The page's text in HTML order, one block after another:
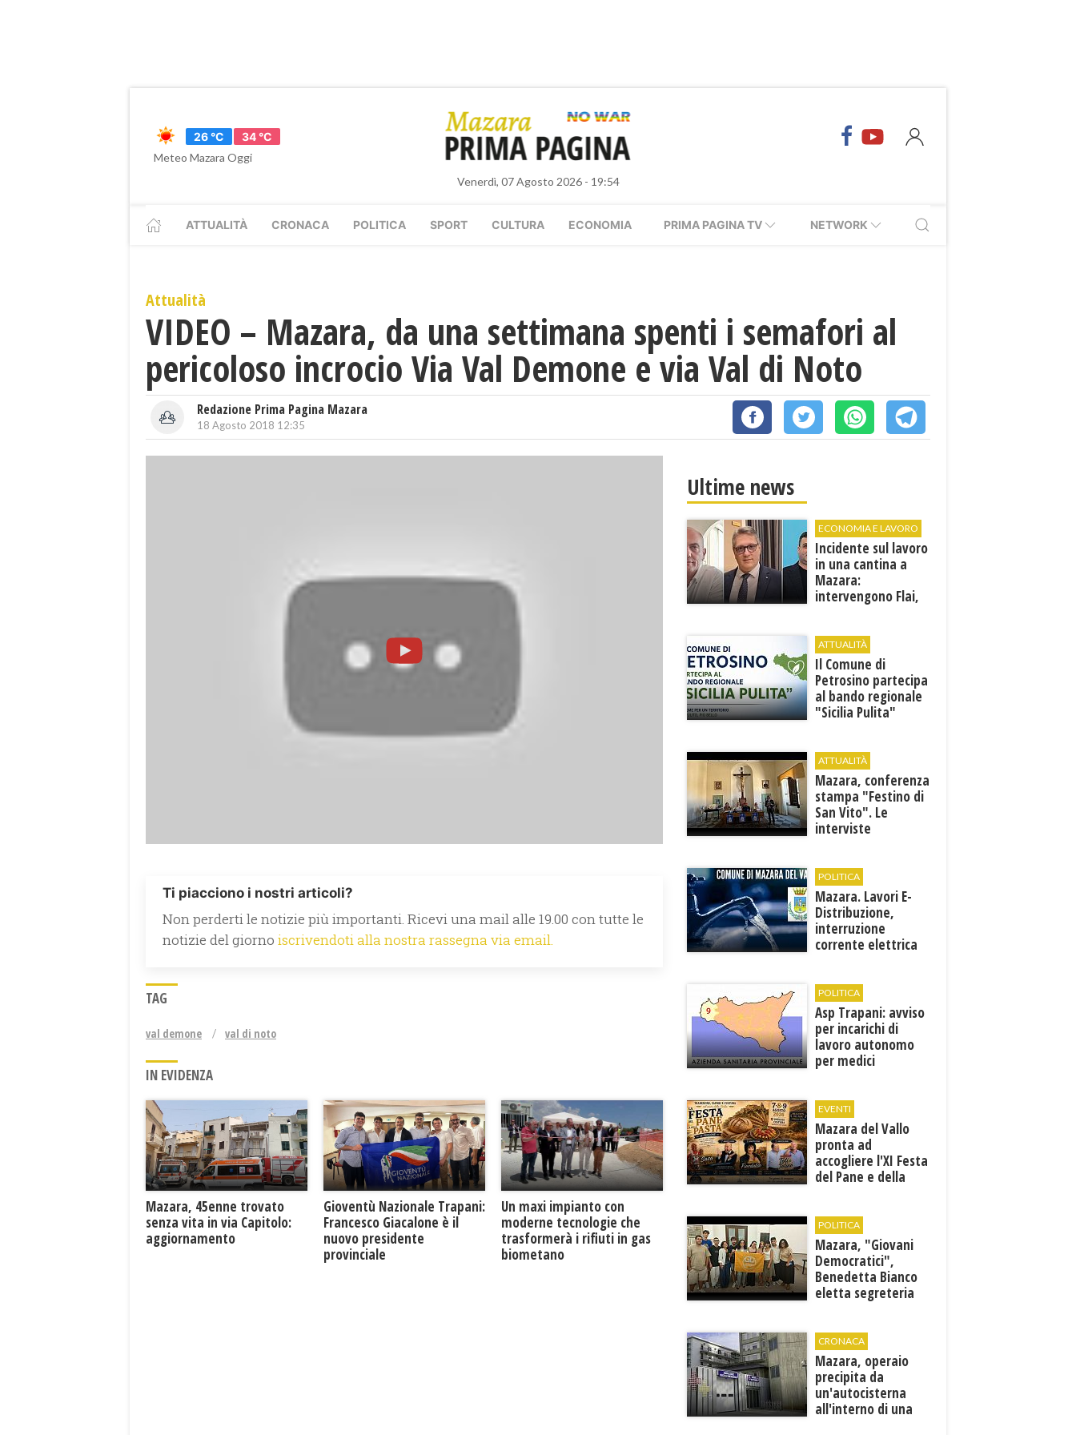
26 °C
34 °C
Meteo Mazara Oggi
Venerdì, 07 Agosto 2026 - 19:54
ATTUALITÀ CRONACA POLITICA SPORT CULTURA ECONOMIA PRIMA PAGINA TV NETWORK
Attualità
VIDEO – Mazara, da una settimana spenti i semafori al
pericoloso incrocio Via Val Demone e via Val di Noto
Redazione Prima Pagina Mazara
18 Agosto 2018 12:35
Ti piacciono i nostri articoli?
Non perderti le notizie più importanti. Ricevi una mail alle 19.00 con tutte le
notizie del giorno iscrivendoti alla nostra rassegna via email.
TAG
val demone val di noto
IN EVIDENZA
Mazara, 45enne trovato
senza vita in via Capitolo:
aggiornamento
Gioventù Nazionale Trapani:
Francesco Giacalone è il
nuovo presidente
provinciale
Un maxi impianto con
moderne tecnologie che
trasformerà i rifiuti in gas
biometano
Ultime news
ECONOMIA E LAVORO
Incidente sul lavoro
in una cantina a
Mazara:
intervengono Flai,
ATTUALITÀ
​Il Comune di
Petrosino partecipa
al bando regionale
"Sicilia Pulita"
ATTUALITÀ
Mazara, conferenza
stampa "Festino di
San Vito". Le
interviste
POLITICA
Mazara. Lavori E-
Distribuzione,
interruzione
corrente elettrica
POLITICA
Asp Trapani: avviso
per incarichi di
lavoro autonomo
per medici
EVENTI
Mazara del Vallo
pronta ad
accogliere l'XI Festa
del Pane e della
POLITICA
Mazara, "Giovani
Democratici",
Benedetta Bianco
eletta segreteria
CRONACA
Mazara, operaio
precipita da
un'autocisterna
all'interno di una